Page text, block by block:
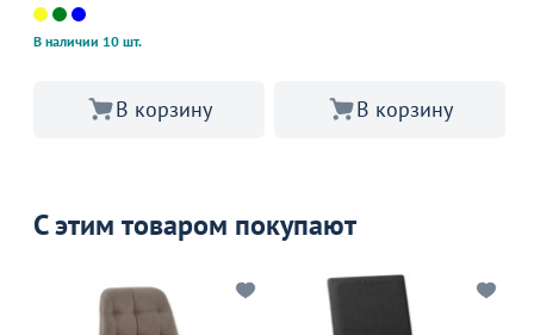
В наличии 10 шт.
В корзину В корзину
С этим товаром покупают